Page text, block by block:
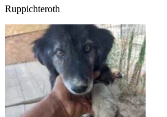
Ruppichteroth